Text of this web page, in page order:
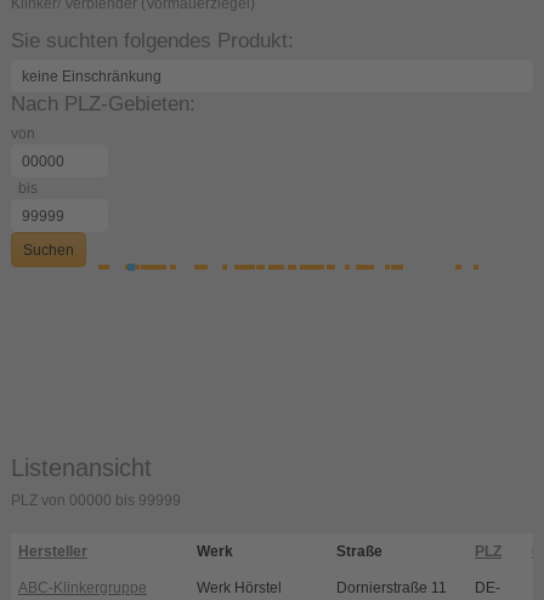
Klinker/ Verblender (Vormauerziegel)
Sie suchten folgendes Produkt:
Nach PLZ-Gebieten:
von
bis
Suchen
Listenansicht
PLZ von 00000 bis 99999
Hersteller Werk Straße PLZ
ABC-Klinkergruppe
Werk Hörstel Dornierstraße 11
DE-